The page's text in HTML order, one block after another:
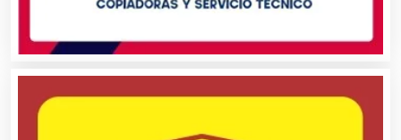
Audios para Eventos